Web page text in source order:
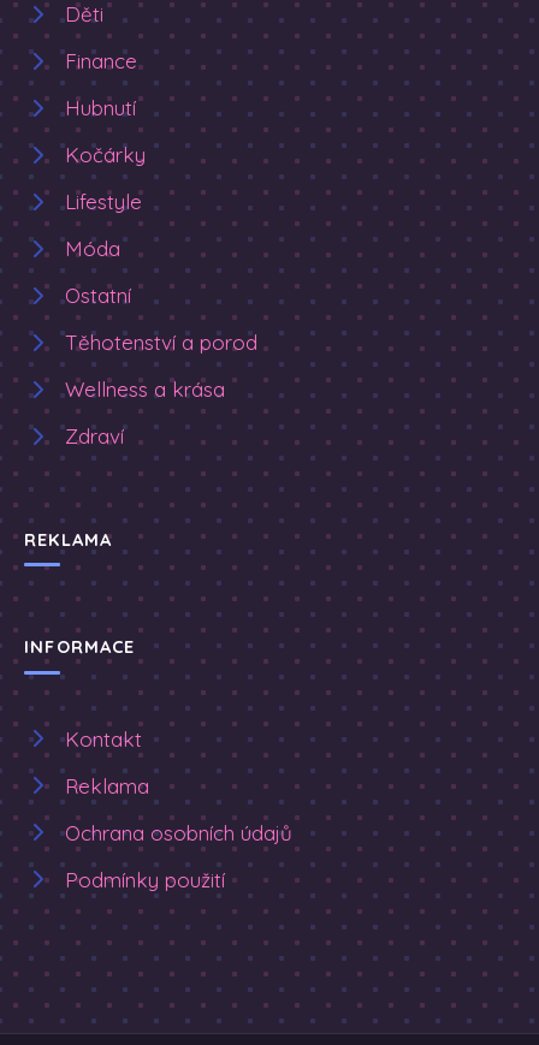
Děti
Finance
Hubnutí
Kočárky
Lifestyle
Móda
Ostatní
Těhotenství a porod
Wellness a krása
Zdraví
REKLAMA
INFORMACE
Kontakt
Reklama
Ochrana osobních údajů
Podmínky použití